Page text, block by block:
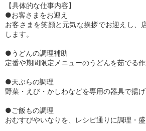
【具体的な仕事内容】
●お客さまをお迎え
お客さまを笑顔と元気な挨拶でお迎えし、
します。
●うどんの調理補助
定番や期間限定メニューのうどんを茹でる作
●天ぷらの調理
野菜・えび・かしわなどを専用の器具で揚げ
●ご飯もの調理
おむすびやいなりを、レシピ通りに調理・盛